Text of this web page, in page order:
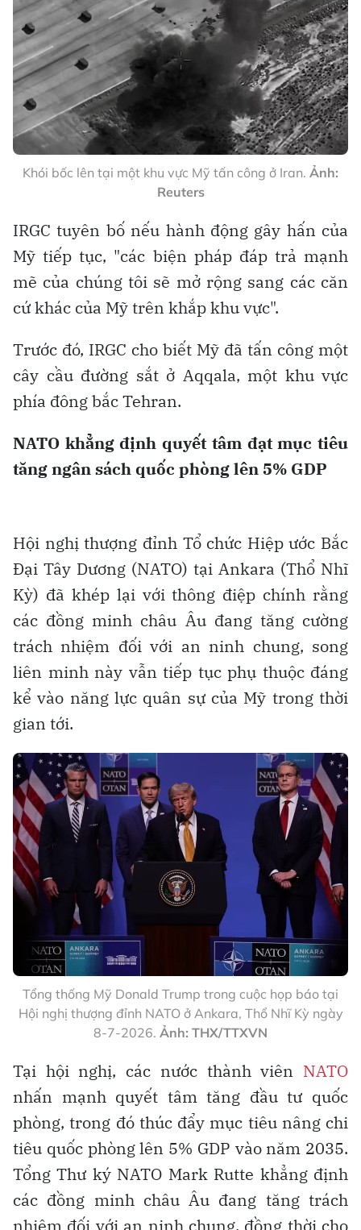
Khói bốc lên tại một khu vực Mỹ tấn công ở Iran. Ảnh:
Reuters
IRGC tuyên bố nếu hành động gây hấn của
Mỹ tiếp tục, "các biện pháp đáp trả mạnh
mẽ của chúng tôi sẽ mở rộng sang các căn
cứ khác của Mỹ trên khắp khu vực".
Trước đó, IRGC cho biết Mỹ đã tấn công một
cây cầu đường sắt ở Aqqala, một khu vực
phía đông bắc Tehran.
NATO khẳng định quyết tâm đạt mục tiêu
tăng ngân sách quốc phòng lên 5% GDP
Hội nghị thượng đỉnh Tổ chức Hiệp ước Bắc
Đại Tây Dương (NATO) tại Ankara (Thổ Nhĩ
Kỳ) đã khép lại với thông điệp chính rằng
các đồng minh châu Âu đang tăng cường
trách nhiệm đối với an ninh chung, song
liên minh này vẫn tiếp tục phụ thuộc đáng
kể vào năng lực quân sự của Mỹ trong thời
gian tới.
Tổng thống Mỹ Donald Trump trong cuộc họp báo tại
Hội nghị thượng đỉnh NATO ở Ankara, Thổ Nhĩ Kỳ ngày
8-7-2026. Ảnh: THX/TTXVN
Tại hội nghị, các nước thành viên NATO
nhấn mạnh quyết tâm tăng đầu tư quốc
phòng, trong đó thúc đẩy mục tiêu nâng chi
tiêu quốc phòng lên 5% GDP vào năm 2035.
Tổng Thư ký NATO Mark Rutte khẳng định
các đồng minh châu Âu đang tăng trách